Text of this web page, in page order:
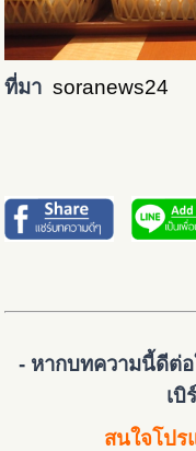
ที่มา soranews24
- หากบทความนี้ดีต่
เบิ
สนใจโป